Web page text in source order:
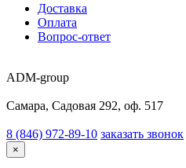
Доставка
Оплата
Вопрос-ответ
ADM-group
Самара, Садовая 292, оф. 517
8 (846) 972-89-10 заказать звонок
×